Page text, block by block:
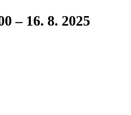
– 16. 8. 2025